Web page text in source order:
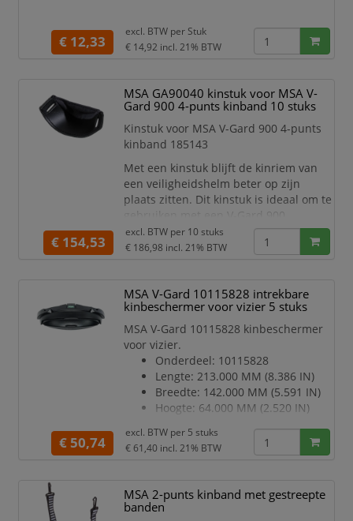
€ 12,33
excl. BTW per Stuk
€ 14,92 incl. 21% BTW
MSA GA90040 kinstuk voor MSA V-
Gard 900 4-punts kinband 10 stuks
Kinstuk voor MSA V-Gard 900 4-punts
kinband 185143
Met een kinstuk blijft de kinriem van
een veiligheidshelm beter op zijn
plaats zitten. Dit kinstuk is ideaal om te
gebruiken met een V-Gard 900
elektricienshelm. Het kinstuk kan
eenvoudig op de kinriem worden
€ 154,53
excl. BTW per 10 stuks
€ 186,98 incl. 21% BTW
MSA V-Gard 10115828 intrekbare
kinbeschermer voor vizier 5 stuks
MSA V-Gard 10115828 kinbeschermer
voor vizier.
Onderdeel: 10115828
Lengte: 213.000 MM (8.386 IN)
Breedte: 142.000 MM (5.591 IN)
Hoogte: 64.000 MM (2.520 IN)
Kleur: zwart
Maat: One size fits all
€ 50,74
excl. BTW per 5 stuks
€ 61,40 incl. 21% BTW
MSA 2-punts kinband met gestreepte
banden